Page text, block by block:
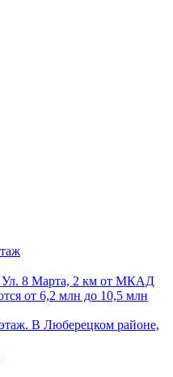
8 Марта, 2 км от МКАД
от 6,2 млн до 10,5 млн
В Люберецком районе,